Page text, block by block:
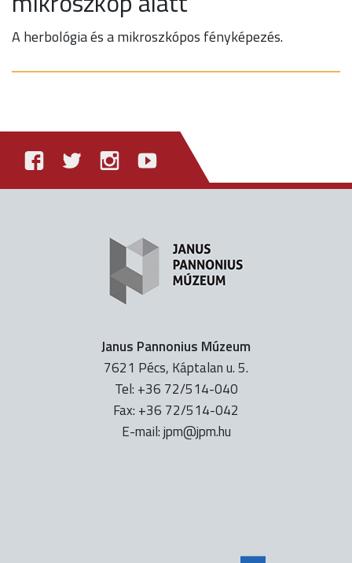
A herbológia és a mikroszkópos fényképezés.
Janus Pannonius Múzeum
7621 Pécs, Káptalan u. 5.
Tel: +36 72/514-040
Fax: +36 72/514-042
E-mail:uh.mpj@mpj